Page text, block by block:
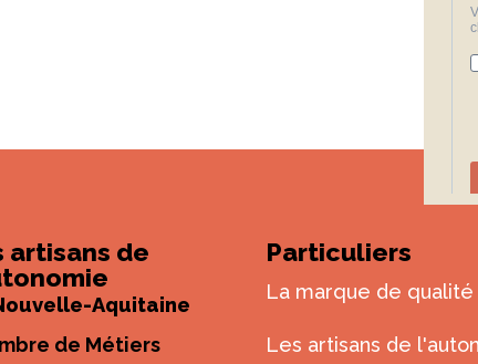
artisans de
Aquitaine
de Métiers
Particuliers
La marque de qualité
Les artisans de